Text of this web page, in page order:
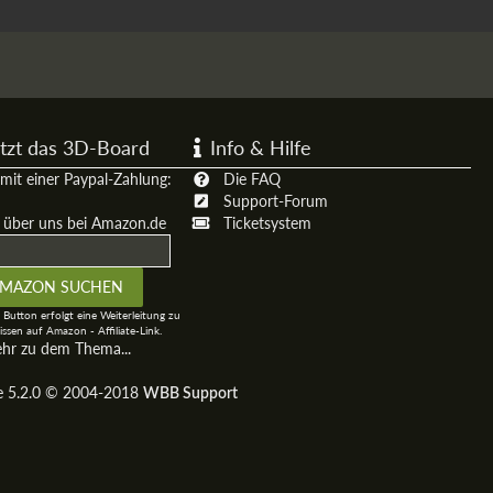
das 3D-Board
einer Paypal-Zahlung:
uns bei Amazon.de
erfolgt eine Weiterleitung zu
auf Amazon - Affiliate-Link.
zu dem Thema...
Info & Hilfe
Die FAQ
Support-Forum
Ticketsystem
5.2.0 © 2004-2018 WBB Support